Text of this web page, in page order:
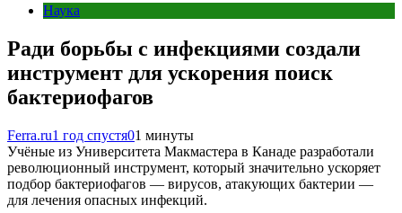
Наука
Ради борьбы с инфекциями создали
инструмент для ускорения поиск
бактериофагов
Ferra.ru1 год спустя01 минуты
Учёные из Университета Макмастера в Канаде разработали
революционный инструмент, который значительно ускоряет
подбор бактериофагов — вирусов, атакующих бактерии —
для лечения опасных инфекций.